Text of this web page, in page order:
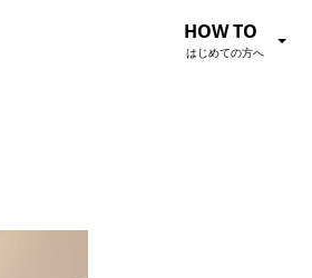
HOW TO
はじめての方へ